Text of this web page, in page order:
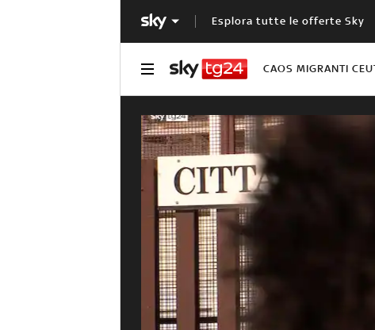
Esplora tutte le offerte Sky
CAOS MIGRANTI